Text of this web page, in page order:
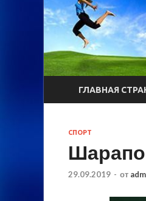
ГЛАВНАЯ
СПОРТ
29.09.2019 - от